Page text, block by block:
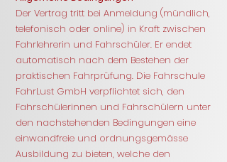
Der Vertrag tritt bei Anmeldung (mündlich,
telefonisch oder online) in Kraft zwischen
Fahrlehrerin und Fahrschüler. Er endet
automatisch nach dem Bestehen der
praktischen Fahrprüfung. Die Fahrschule
FahrLust GmbH verpflichtet sich, den
Fahrschülerinnen und Fahrschülern unter
den nachstehenden Bedingungen eine
einwandfreie und ordnungsgemässe
Ausbildung zu bieten, welche den